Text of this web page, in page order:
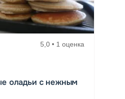
5,0 • 1 оценка
оладьи с нежным